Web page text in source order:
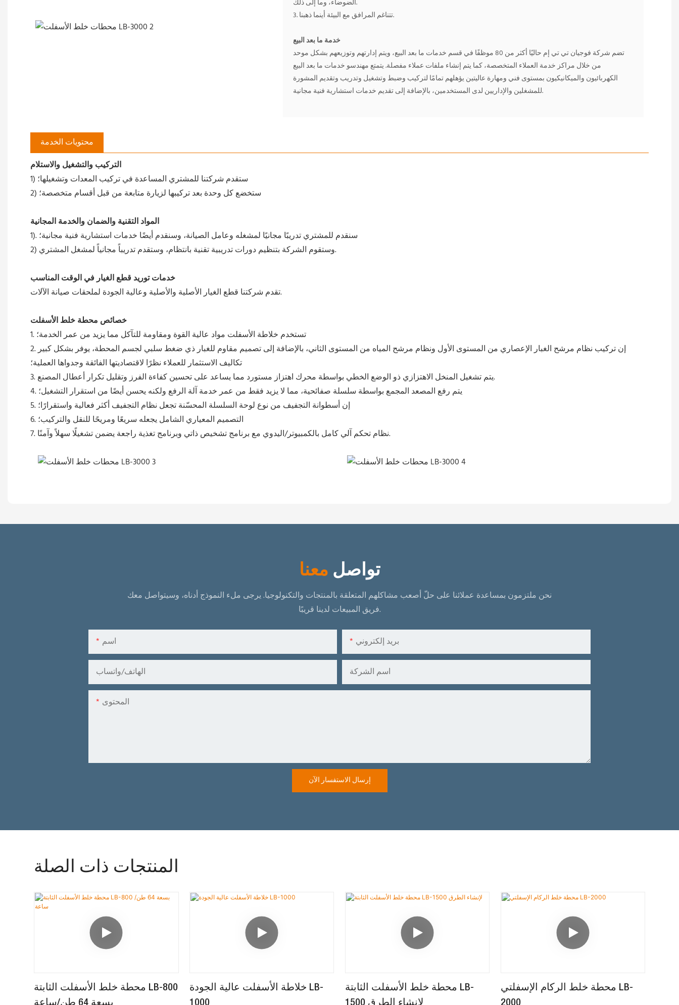
الضوضاء، وما إلى ذلك.
3. تتناغم المرافق مع البيئة أينما ذهبنا.
خدمة ما بعد البيع
تضم شركة فوجيان تي تي إم حاليًا أكثر من 80 موظفًا في قسم خدمات ما بعد البيع، ويتم إدارتهم وتوزيعهم بشكل موحد
من خلال مراكز خدمة العملاء المتخصصة، كما يتم إنشاء ملفات عملاء مفصلة. يتمتع مهندسو خدمات ما بعد البيع
الكهربائيون والميكانيكيون بمستوى فني ومهارة عاليتين يؤهلهم تمامًا لتركيب وضبط وتشغيل وتدريب وتقديم المشورة
للمشغلين والإداريين لدى المستخدمين، بالإضافة إلى تقديم خدمات استشارية فنية مجانية.
محتويات الخدمة
التركيب والتشغيل والاستلام
1) ستقدم شركتنا للمشتري المساعدة في تركيب المعدات وتشغيلها؛
2) ستخضع كل وحدة بعد تركيبها لزيارة متابعة من قبل أقسام متخصصة؛
المواد التقنية والضمان والخدمة المجانية
1). سنقدم للمشتري تدريبًا مجانيًا لمشغله وعامل الصيانة، وسنقدم أيضًا خدمات استشارية فنية مجانية؛
2) وستقوم الشركة بتنظيم دورات تدريبية تقنية بانتظام، وستقدم تدريباً مجانياً لمشغل المشتري.
خدمات توريد قطع الغيار في الوقت المناسب
تقدم شركتنا قطع الغيار الأصلية والأصلية وعالية الجودة لملحقات صيانة الآلات.
خصائص محطة خلط الأسفلت
1. تستخدم خلاطة الأسفلت مواد عالية القوة ومقاومة للتآكل مما يزيد من عمر الخدمة؛
2. إن تركيب نظام مرشح الغبار الإعصاري من المستوى الأول ونظام مرشح المياه من المستوى الثاني، بالإضافة إلى تصميم مقاوم للغبار ذي ضغط سلبي لجسم المحطة، يوفر بشكل كبير
تكاليف الاستثمار للعملاء نظرًا لاقتصاديتها الفائقة وجدواها العملية؛
3. يتم تشغيل المنخل الاهتزازي ذو الوضع الخطي بواسطة محرك اهتزاز مستورد مما يساعد على تحسين كفاءة الفرز وتقليل تكرار أعطال المصنع.
4. يتم رفع المصعد المجمع بواسطة سلسلة صفائحية، مما لا يزيد فقط من عمر خدمة آلة الرفع ولكنه يحسن أيضًا من استقرار التشغيل؛
5. إن أسطوانة التجفيف من نوع لوحة السلسلة المحسّنة تجعل نظام التجفيف أكثر فعالية واستقرارًا؛
6. التصميم المعياري الشامل يجعله سريعًا ومريحًا للنقل والتركيب؛
7. نظام تحكم آلي كامل بالكمبيوتر/اليدوي مع برنامج تشخيص ذاتي وبرنامج تغذية راجعة يضمن تشغيلًا سهلاً وآمنًا.
تواصل معنا
نحن ملتزمون بمساعدة عملائنا على حلّ أصعب مشاكلهم المتعلقة بالمنتجات والتكنولوجيا.يرجى ملء النموذج أدناه، وسيتواصل معك
فريق المبيعات لدينا قريبًا.
اسم بريد إلكتروني
الهاتف/واتساب اسم الشركة
المحتوى
إرسال الاستفسار الآن
المنتجات ذات الصلة
محطة خلط الأسفلت الثابتة LB-800
بسعة 64 طن/ساعة
خلاطة الأسفلت عالية الجودة LB-
1000
محطة خلط الأسفلت الثابتة LB-
1500 لإنشاء الطرق
محطة خلط الركام الإسفلتي LB-
2000